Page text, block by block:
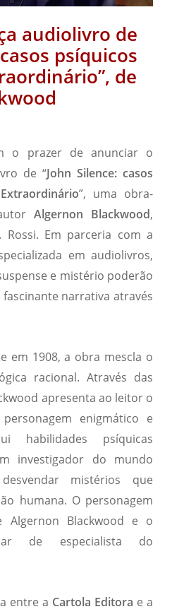
audiolivro de
psíquicos
de
o prazer de anunciar o
de “John Silence: casos
”, uma obra-
Algernon Blackwood,
Em parceria com a
em audiolivros,
e mistério poderão
narrativa através
em 1908, a obra mescla o
racional. Através das
apresenta ao leitor o
enigmático e
habilidades psíquicas
investigador do mundo
mistérios que
humana. O personagem
Blackwood e o
de especialista do
entre a Cartola Editora e a